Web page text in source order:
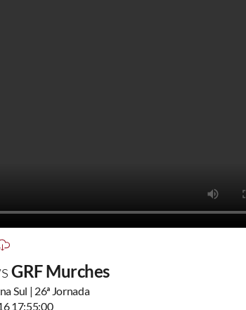
GRF Murches
Sul | 26ª Jornada
17:55:00